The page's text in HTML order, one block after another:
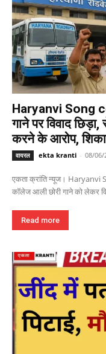
Haryanvi Song
गाने पर विवाद
करने के आरोप,
वायरल ekta kranti - 08/06/
एकता क्रांति न्यूज। Haryanvi
कॉलेज आली छोरी गाने को लेकर
Read more